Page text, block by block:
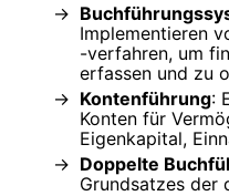
Implementieren
-verfahren, um
erfassen und zu
Kontenführung:
Konten für
Eigenkapital,
Doppelte
Grundsatzes der